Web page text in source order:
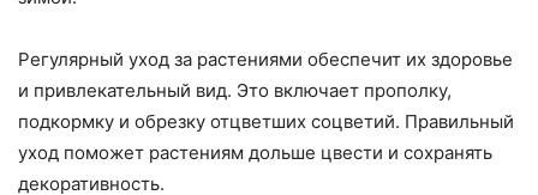
Регулярный уход за растениями обеспечит их здоровье
и привлекательный вид. Это включает прополку,
подкормку и обрезку отцветших соцветий. Правильный
уход поможет растениям дольше цвести и сохранять
декоративность.